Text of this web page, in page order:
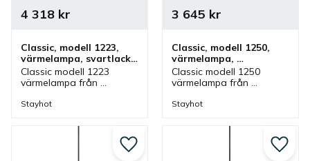
Classic, modell 1223,
värmelampa, svartlack,
fastmontering
Classic modell 1223
värmelampa från
fastmontering.
kabel och höjd som finns
4 318kr
Stayhot
Classic, modell 1250,
värmelampa,
aluminium,
fastmontering
Classic modell 1250
värmelampa från
fastmontering.
kabel och höjd som finns
3 645 kr
Stayhot
Lägg till i favoriter Lägg